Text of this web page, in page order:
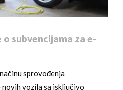
subvencijama za e-
sprovođenja
novih vozila sa isključivo